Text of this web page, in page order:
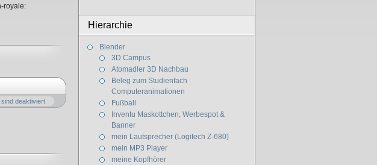
royale:
deaktiviert
Hierarchie
Blender
3D Campus
Atomadler 3D Nachbau
Beleg zum Studienfach
Computeranimationen
Fußball
Inventu Maskottchen, Werbespot &
Banner
mein Lautsprecher (Logitech Z-680)
mein MP3 Player
meine Kopfhörer